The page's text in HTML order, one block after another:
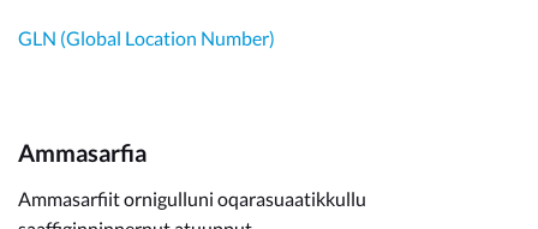
GLN (Global Location Number)
Ammasarfia
Ammasarfiit ornigulluni oqarasuaatikkullu